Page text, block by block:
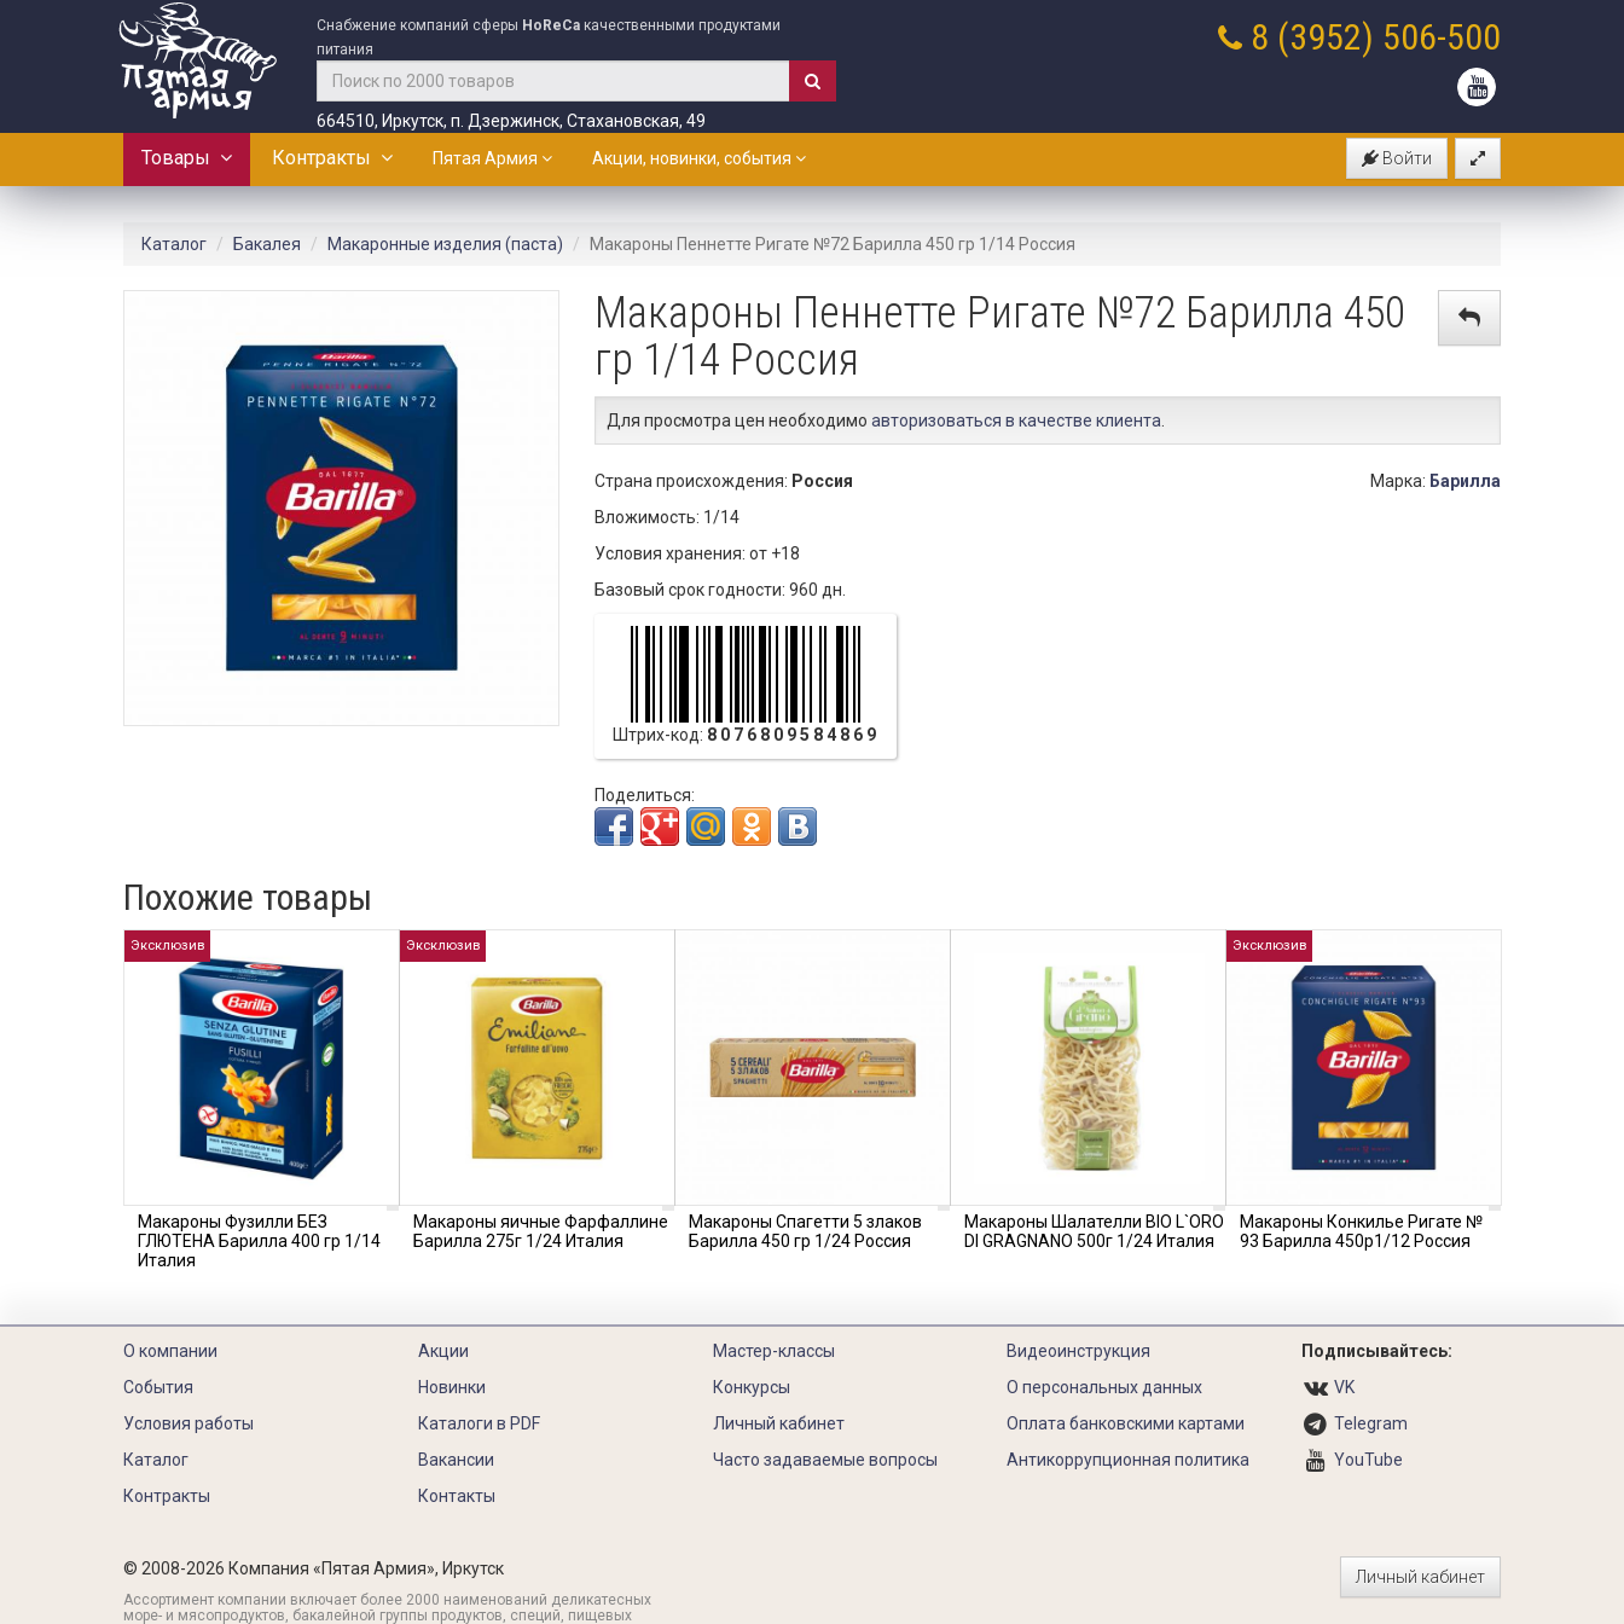
Снабжение компаний сферы HoReCa качественными продуктами
питания
664510, Иркутск, п. Дзержинск, Стахановская, 49
8 (3952) 506-500
Войти
Товары Контракты Пятая Армия Акции, новинки, события
Каталог Бакалея Макаронные изделия (паста) Макароны Пеннетте Ригате №72 Барилла 450 гр 1/14 Россия
Макароны Пеннетте Ригате №72 Барилла 450
гр 1/14 Россия
Для просмотра цен необходимо авторизоваться в качестве клиента
Страна происхождения: Россия
Вложимость: 1/14
Условия хранения: от +18
Базовый срок годности: 960 дн.
Марка: Барилла
Штрих-код: 8076809584869
Поделиться:
Похожие товары
Эксклюзив
Макароны Фузилли БЕЗ
ГЛЮТЕНА Барилла 400 гр 1/14
Италия
Эксклюзив
Макароны яичные Фарфаллине
Барилла 275г 1/24 Италия
Макароны Спагетти 5 злаков
Барилла 450 гр 1/24 Россия
Макароны Шалателли BIO L`ORO
DI GRAGNANO 500г 1/24 Италия
Эксклюзив
Макароны Конкилье Ригате №
93 Барилла 450р1/12 Россия
О компании
События
Условия работы
Каталог
Контракты
Акции
Новинки
Каталоги в PDF
Вакансии
Контакты
Мастер-классы
Конкурсы
Личный кабинет
Часто задаваемые вопросы
Видеоинструкция
О персональных данных
Оплата банковскими картами
Антикоррупционная политика
Подписывайтесь:
VK
Telegram
YouTube
© 2008-2026 Компания «Пятая Армия», Иркутск
Ассортимент компании включает более 2000 наименований деликатесных
море- и мясопродуктов, бакалейной группы продуктов, специй, пищевых
Личный кабинет